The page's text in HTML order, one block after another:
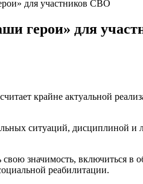
для участников СВО
герои» для
крайне актуальной
ситуаций, дисциплиной
значимость, включиться
реабилитации.